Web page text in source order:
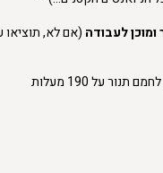
לעבודה (אם לא,
על 190 מעלות